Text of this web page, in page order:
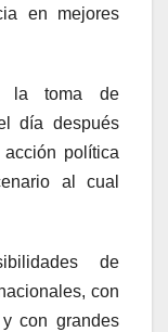
en mejores
la toma de
día después
política
al cual
de
con
con grandes